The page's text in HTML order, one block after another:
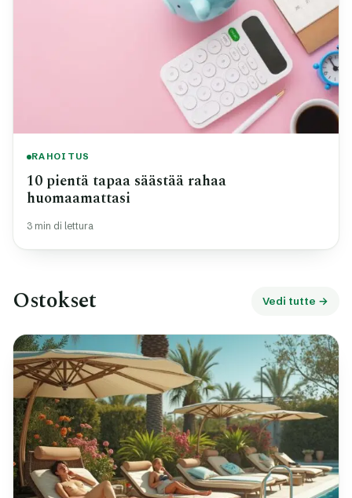
RAHOITUS
10 pientä tapaa säästää rahaa
huomaamattasi
3 min di lettura
Ostokset Vedi tutte →